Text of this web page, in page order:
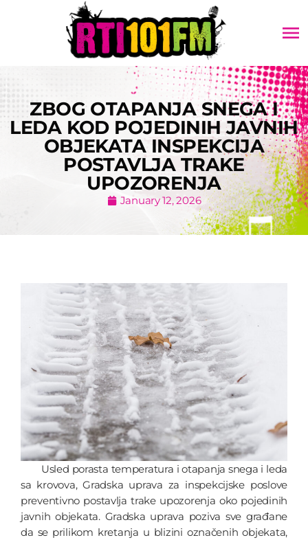
menu
ZBOG OTAPANJA SNEGA I
LEDA KOD POJEDINIH JAVNIH
OBJEKATA INSPEKCIJA
POSTAVLJA TRAKE
UPOZORENJA
January 12, 2026
Usled porasta temperatura i otapanja snega i leda
sa krovova, Gradska uprava za inspekcijske poslove
preventivno postavlja trake upozorenja oko pojedinih
javnih objekata. Gradska uprava poziva sve građane
da se prilikom kretanja u blizini označenih objekata,